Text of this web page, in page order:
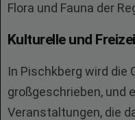
Flora und Fauna der
Kulturelle und
In Pischkberg wird die
großgeschrieben, und
Veranstaltungen, die